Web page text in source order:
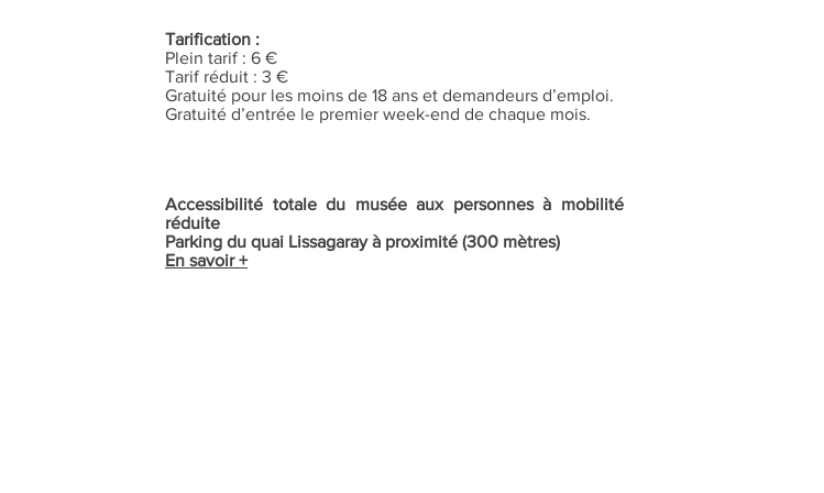
Tarification :
Plein tarif : 6 €
Tarif réduit : 3 €
Gratuité pour les moins de 18 ans et demandeurs d’emploi.
Gratuité d’entrée le premier week-end de chaque mois.
Accessibilité totale du musée aux personnes à mobilité
réduite
Parking du quai Lissagaray à proximité (300 mètres)
En savoir +